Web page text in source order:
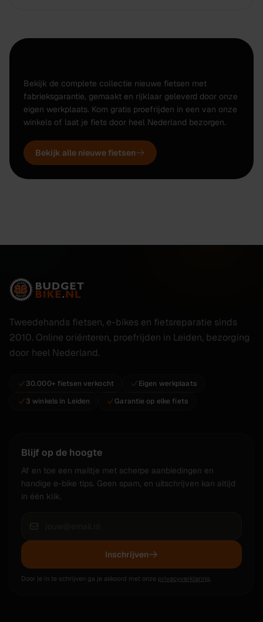
Bekijk de complete collectie nieuwe fietsen met
fabrieksgarantie, gemaakt en rijklaar geleverd door onze
eigen werkplaats. Kom gratis proefrijden in een van onze
winkels of laat je fiets door heel Nederland bezorgen.
Bekijk alle nieuwe fietsen
Tweedehands fietsen, e-bikes en fietsreparatie sinds
2010. Online oriënteren, proefrijden in Leiden, bezorging
door heel Nederland.
30.000+ fietsen verkocht
Eigen werkplaats
3 winkels in Leiden
Garantie op elke fiets
Blijf op de hoogte
Af en toe een mailtje met scherpe aanbiedingen en
handige e-bike tips. Geen spam, en uitschrijven kan altijd
in één klik.
Inschrijven
Door je in te schrijven ga je akkoord met onze privacyverklaring.